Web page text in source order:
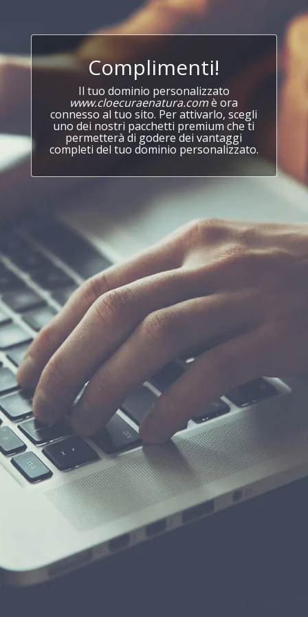
Complimenti!
Il tuo dominio personalizzato
www.cloecuraenatura.comè ora
connesso al tuo sito. Per attivarlo, scegli
uno dei nostri pacchetti premium che ti
permetterà di godere dei vantaggi
completi del tuo dominio personalizzato.